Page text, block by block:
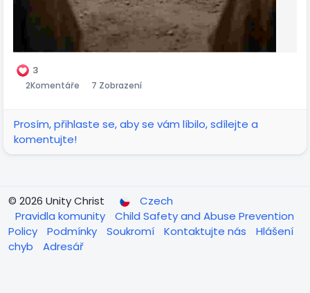
Nebolo to len odpustenie…
bola to nová šanca.
3
2Komentáře 7 Zobrazení
Prosím, přihlaste se, aby se vám líbilo, sdílejte a
komentujte!
© 2026 Unity Christ
Czech
Pravidla komunity
Child Safety and Abuse Prevention
Policy
Podmínky Soukromí Kontaktujte nás
Hlášení
chyb
Adresář